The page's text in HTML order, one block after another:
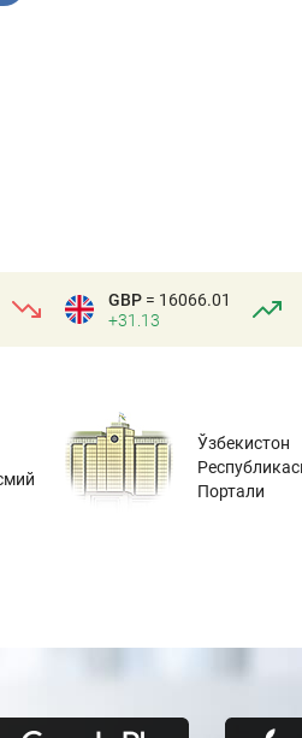
GBP = 16066.01
+31.13
Ўзбекистон
Портали